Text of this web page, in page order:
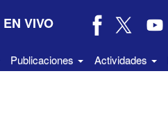
EN VIVO
Publicaciones Actividades